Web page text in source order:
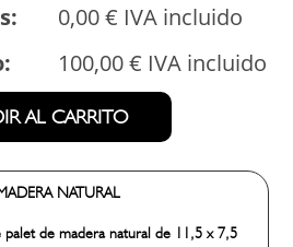
0,00€ IVA incluido
100,00€ IVA incluido
AL CARRITO
NATURAL
palet de madera natural de 11,5 x 7,5